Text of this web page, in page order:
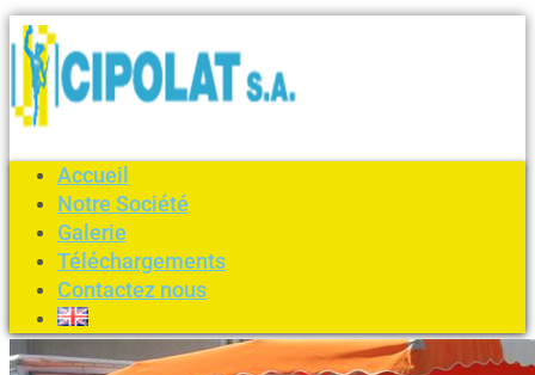
Accueil
Notre Société
Galerie
Téléchargements
Contactez nous